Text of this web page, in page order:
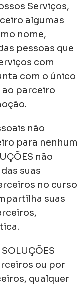
Serviços,
algumas
nome,
pessoas que
com
com o único
parceiro
não
para nenhum
não
suas
no curso
suas
ou por
qualquer